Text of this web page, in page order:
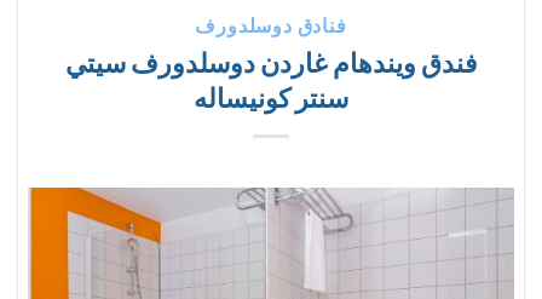
فنادق دوسلدورف
فندق ويندهام غاردن دوسلدورف سيتي
سنتر كونيساله